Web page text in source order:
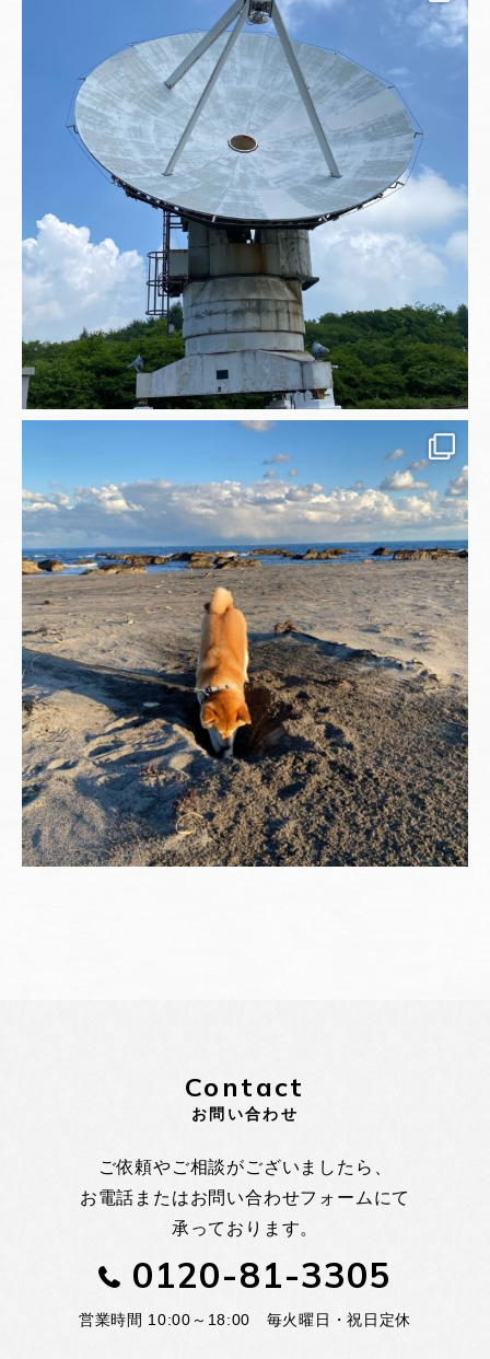
Contact
お問い合わせ
ご依頼やご相談がございましたら、
お電話またはお問い合わせフォームにて
承っております。
0120-81-3305
営業時間 10:00～18:00 毎火曜日・祝日定休